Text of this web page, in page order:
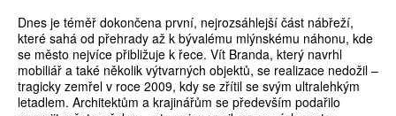
Dnes je téměř dokončena první, nejrozsáhlejší část nábřeží,
které sahá od přehrady až k bývalému mlýnskému náhonu, kde
se město nejvíce přibližuje k řece. Vít Branda, který navrhl
mobiliář a také několik výtvarných objektů, se realizace nedožil –
tragicky zemřel v roce 2009, kdy se zřítil se svým ultralehkým
letadlem. Architektům a krajinářům se především podařilo